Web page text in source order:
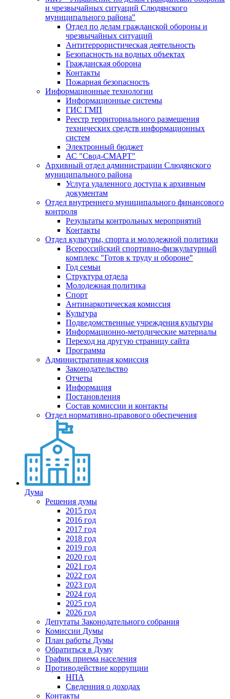
и чрезвычайных ситуаций Слюдянского
муниципального района"
Отдел по делам гражданской обороны и
чрезвычайных ситуаций
Антитеррористическая деятельность
Безопасность на водных объектах
Гражданская оборона
Контакты
Пожарная безопасность
Информационные технологии
Информационные системы
ГИС ГМП
Реестр территориального размещения
технических средств информационных
систем
Электронный бюджет
АС "Свод-СМАРТ"
Архивный отдел администрации Слюдянского
муниципального района
Услуга удаленного доступа к архивным
документам
Отдел внутреннего муниципального финансового
контроля
Результаты контрольных мероприятий
Контакты
Отдел культуры, спорта и молодежной политики
Всероссийский спортивно-физкультурный
комплекс "Готов к труду и обороне"
Год семьи
Структура отдела
Молодежная политика
Спорт
Антинаркотическая комиссия
Культура
Подведомственные учреждения культуры
Информационно-методические материалы
Переход на другую страницу сайта
Программа
Административная комиссия
Законодательство
Отчеты
Информация
Постановления
Состав комиссии и контакты
Отдел нормативно-правового обеспечения
Дума
Решения думы
2015 год
2016 год
2017 год
2018 год
2019 год
2020 год
2021 год
2022 год
2023 год
2024 год
2025 год
2026 год
Депутаты Законодательного собрания
Комиссии Думы
План работы Думы
Обратиться в Думу
График приема населения
Противодействие коррупции
НПА
Сведенния о доходах
Контакты